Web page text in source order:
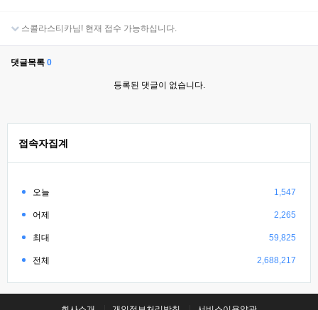
스콜라스티카님! 현재 접수 가능하십니다.
댓글목록 0
등록된 댓글이 없습니다.
접속자집계
오늘 1,547
어제 2,265
최대 59,825
전체 2,688,217